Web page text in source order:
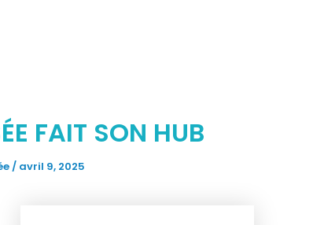
FAIT SON HUB
/ avril 9, 2025